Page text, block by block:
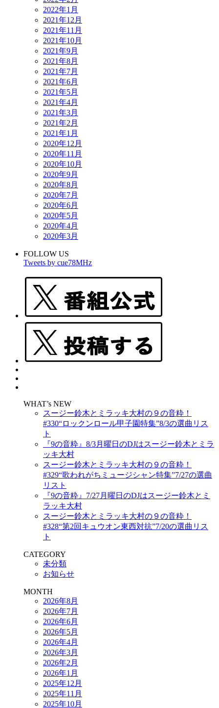
2022年1月
2021年12月
2021年11月
2021年10月
2021年9月
2021年8月
2021年7月
2021年6月
2021年5月
2021年4月
2021年3月
2021年2月
2021年1月
2020年12月
2020年11月
2020年10月
2020年9月
2020年8月
2020年7月
2020年6月
2020年5月
2020年4月
2020年3月
FOLLOW US
Tweets by cue78MHz
WHAT’s NEW
スージー鈴木とミラッキ大村の９の音粋！
#330“ロックンロール甲子園特集”8/3の選曲リス
ト
『9の音粋』8/3月曜日のDJはスージー鈴木とミラ
ッキ大村
スージー鈴木とミラッキ大村の９の音粋！
#329“歌われがちミュージシャン特集”7/27の選曲
リスト
『9の音粋』7/27月曜日のDJはスージー鈴木とミ
ラッキ大村
スージー鈴木とミラッキ大村の９の音粋！
#328“第2回キュウオン東西対抗”7/20の選曲リス
ト
CATEGORY
未分類
お知らせ
MONTH
2026年8月
2026年7月
2026年6月
2026年5月
2026年4月
2026年3月
2026年2月
2026年1月
2025年12月
2025年11月
2025年10月